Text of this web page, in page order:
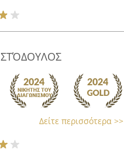
Δείτε περισσότερα >>